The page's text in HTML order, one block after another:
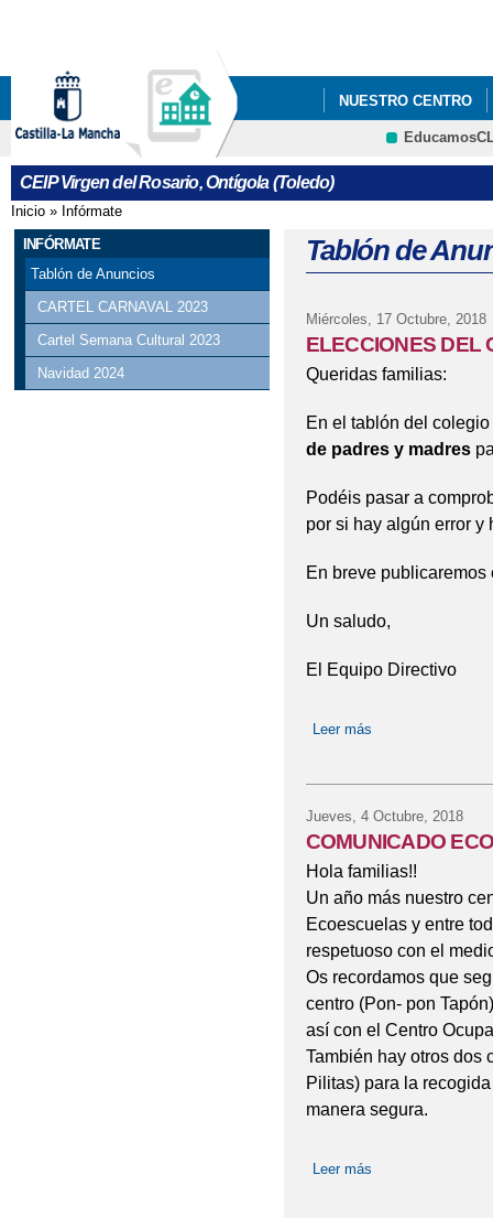
NUESTRO CENTRO
INFÓRMATE
CEIP Virgen del Rosario, Ontígola (Toledo)
Se encuentra usted aquí
Inicio » Infórmate
INFÓRMATE
Tablón de Anuncios
CARTEL CARNAVAL 2023
Cartel Semana Cultural 2023
Navidad 2024
Tablón de
Miércoles, 17 Octubre, 2018
ELECCIONES DEL
Queridas familias:
En el tablón del
de padres y madres
Podéis pasar a
por si hay algún error y
En breve
Un saludo,
El Equipo Directivo
Leer más
Jueves, 4 Octubre, 2018
COMUNICADO
Hola familias!!
Un año más nuestro
Ecoescuelas y entre
respetuoso con el
Os recordamos que
centro (Pon- pon
así con el Centro
También hay otros dos
Pilitas) para la
manera segura.
Leer más